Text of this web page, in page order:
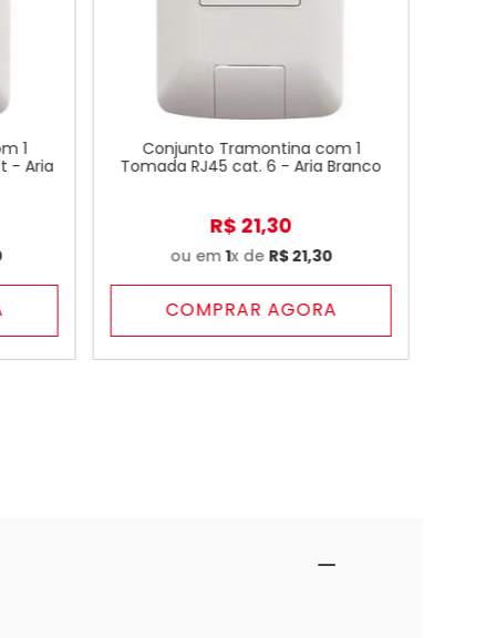
1
- Aria
Conjunto Tramontina com 1
Tomada RJ45 cat. 6 - Aria Branco
R$ 21,30
ou em1x de R$21,30
COMPRAR AGORA